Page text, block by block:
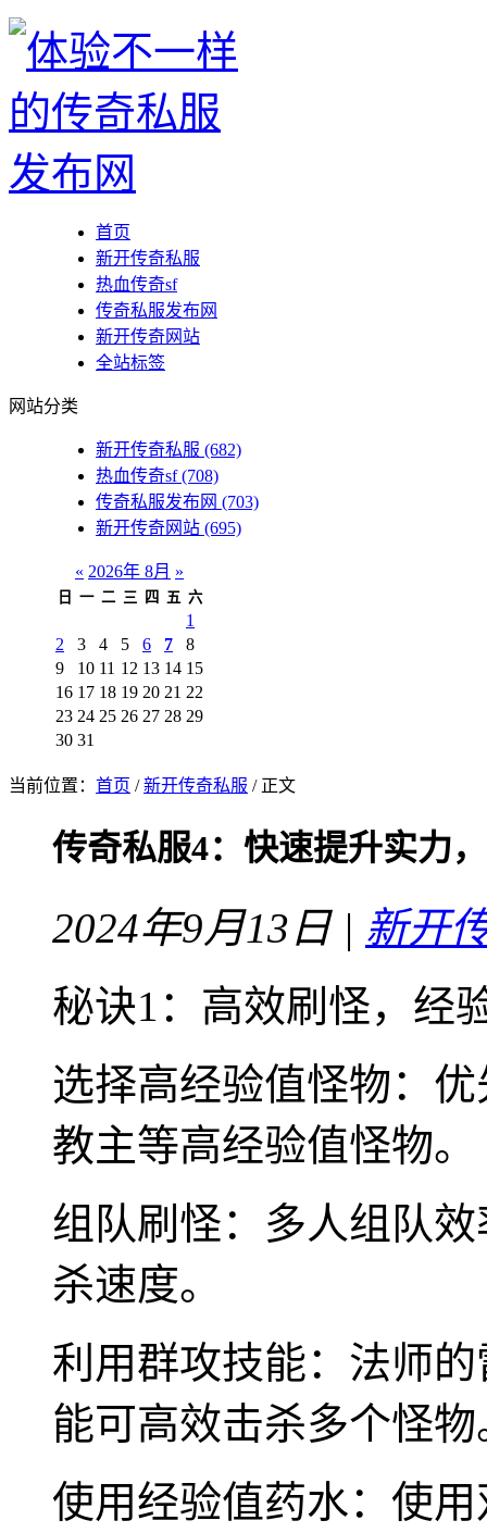
首页
新开传奇私服
热血传奇sf
传奇私服发布网
新开传奇网站
全站标签
网站分类
新开传奇私服 (682)
热血传奇sf(708)
传奇私服发布网 (703)
新开传奇网站 (695)
« 2026年 8月 »
日 一 二 三 四 五 六
1
2
3 4 5 6 7
8
9
10 11 12 13 14 15
16 17 18 19 20 21 22
23 24 25 26 27 28 29
30 31
当前位置： 首页 /新开传奇私服 / 正文
传奇私服4：快速提升实力
2024年9月13日 | 新开
秘诀1：高效刷怪，经
选择高经验值怪物：
教主等高经验值怪物。
组队刷怪：多人组队
杀速度。
利用群攻技能：法师
能可高效击杀多个怪物
使用经验值药水：使